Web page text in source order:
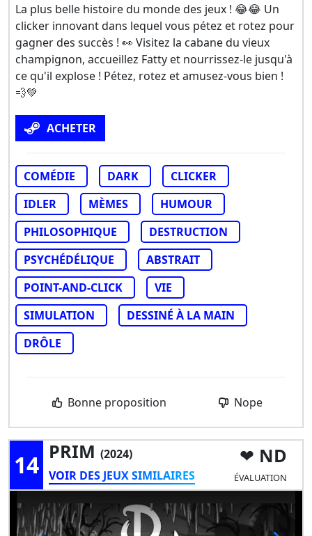
La plus belle histoire du monde des jeux ! 😂😂 Un
clicker innovant dans lequel vous pétez et rotez pour
gagner des succès ! 👀 Visitez la cabane du vieux
champignon, accueillez Fatty et nourrissez-le jusqu'à
ce qu'il explose ! Pétez, rotez et amusez-vous bien !
💨💚
ACHETER
COMÉDIE DARK
CLICKER
IDLER
MÈMES
HUMOUR
PHILOSOPHIQUE
DESTRUCTION
PSYCHÉDÉLIQUE
ABSTRAIT
POINT-AND-CLICK
VIE
SIMULATION
DESSINÉ À LA MAIN
DRÔLE
Bonne proposition Nope
14 PRIM (2024)
VOIR DES JEUX SIMILAIRES
ND
ÉVALUATION